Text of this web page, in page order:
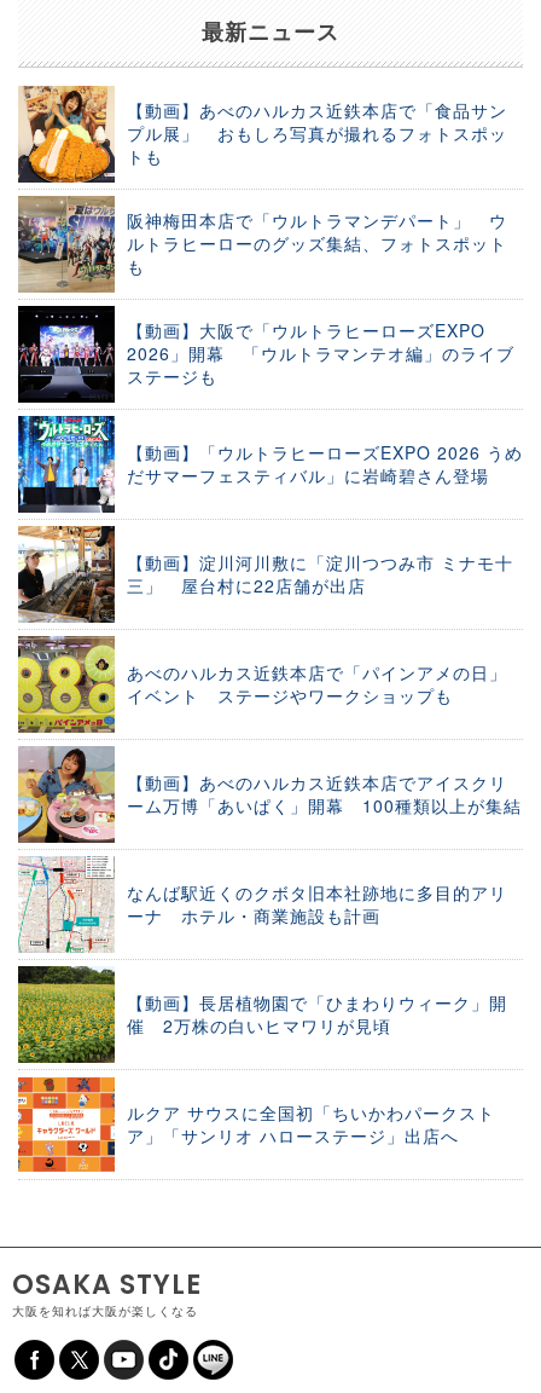
最新ニュース
【動画】あべのハルカス近鉄本店で「食品サン
プル展」 おもしろ写真が撮れるフォトスポッ
トも
阪神梅田本店で「ウルトラマンデパート」 ウ
ルトラヒーローのグッズ集結、フォトスポット
も
【動画】大阪で「ウルトラヒーローズEXPO
2026」開幕 「ウルトラマンテオ編」のライブ
ステージも
【動画】「ウルトラヒーローズEXPO 2026 うめ
だサマーフェスティバル」に岩崎碧さん登場
【動画】淀川河川敷に「淀川つつみ市 ミナモ十
三」 屋台村に22店舗が出店
あべのハルカス近鉄本店で「パインアメの日」
イベント ステージやワークショップも
【動画】あべのハルカス近鉄本店でアイスクリ
ーム万博「あいぱく」開幕 100種類以上が集結
なんば駅近くのクボタ旧本社跡地に多目的アリ
ーナ ホテル・商業施設も計画
【動画】長居植物園で「ひまわりウィーク」開
催 2万株の白いヒマワリが見頃
ルクア サウスに全国初「ちいかわパークスト
ア」「サンリオ ハローステージ」出店へ
OSAKA STYLE
大阪を知れば大阪が楽しくなる